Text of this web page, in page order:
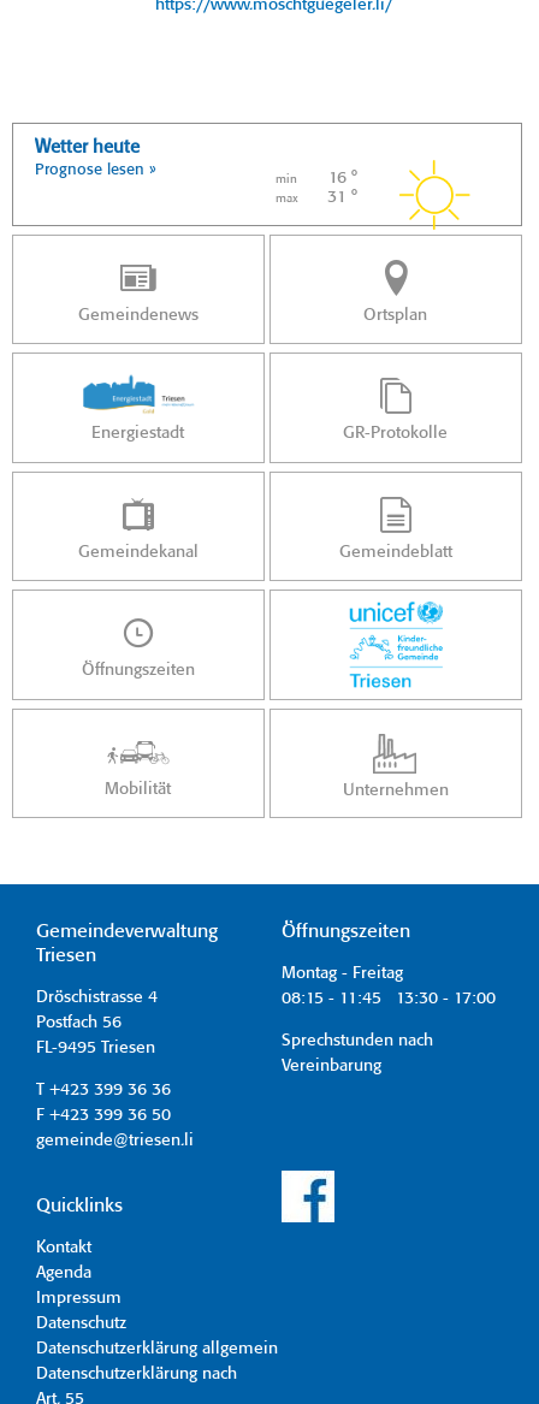
https://www.moschtguegeler.li/
Wetter heute
Prognose lesen »
min 16 °
max 31 °
Gemeindenews Ortsplan
Energiestadt GR-Protokolle
Gemeindekanal Gemeindeblatt
Öffnungszeiten
Mobilität Unternehmen
Gemeindeverwaltung
Triesen
Dröschistrasse 4
Postfach 56
FL-9495 Triesen
T +423 399 36 36
F +423 399 36 50
gemeinde@triesen.li
Öffnungszeiten
Montag - Freitag
08:15 - 11:45 13:30 - 17:00
Sprechstunden nach
Vereinbarung
Quicklinks
Kontakt
Agenda
Impressum
Datenschutz
Datenschutzerklärung allgemein
Datenschutzerklärung nach
Art. 55